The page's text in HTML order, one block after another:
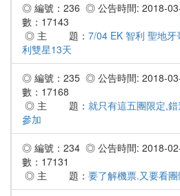
◎ 編號：236 ◎ 公告時間: 2018-
數：17143
◎ 主 題： 7/04 EK 智利 聖地
利雙星13天
◎ 編號：235 ◎ 公告時間: 2018-
數：17168
◎ 主 題： 就只有這五團限定,
參加
◎ 編號：234 ◎ 公告時間: 2018-
數：17131
◎ 主 題： 要了解機票.又要看